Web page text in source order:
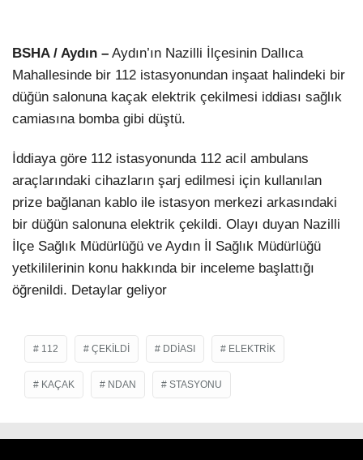
BSHA / Aydın – Aydın’ın Nazilli İlçesinin Dallıca
Mahallesinde bir 112 istasyonundan inşaat halindeki bir
düğün salonuna kaçak elektrik çekilmesi iddiası sağlık
camiasına bomba gibi düştü.
İddiaya göre 112 istasyonunda 112 acil ambulans
araçlarındaki cihazların şarj edilmesi için kullanılan
prize bağlanan kablo ile istasyon merkezi arkasındaki
bir düğün salonuna elektrik çekildi. Olayı duyan Nazilli
İlçe Sağlık Müdürlüğü ve Aydın İl Sağlık Müdürlüğü
yetkililerinin konu hakkında bir inceleme başlattığı
öğrenildi. Detaylar geliyor
112 ÇEKILDI DDIASI ELEKTRIK
KAÇAK NDAN STASYONU